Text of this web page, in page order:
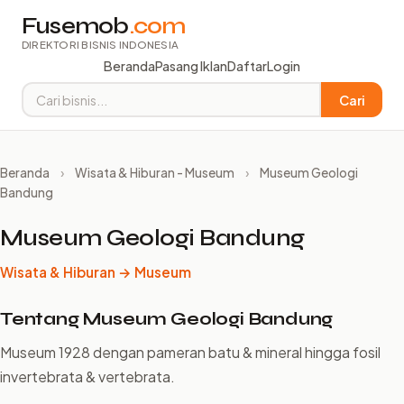
Fusemob.com
DIREKTORI BISNIS INDONESIA
BerandaPasang IklanDaftarLogin
Cari
Beranda › Wisata & Hiburan - Museum ›
Museum Geologi
Bandung
Museum Geologi Bandung
Wisata & Hiburan → Museum
Tentang Museum Geologi Bandung
Museum 1928 dengan pameran batu & mineral hingga fosil
invertebrata & vertebrata.